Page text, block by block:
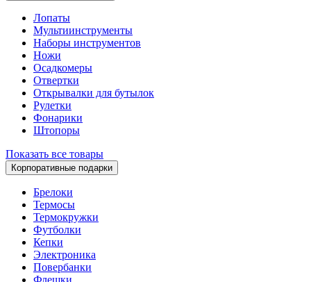
Лопаты
Мультиинструменты
Наборы инструментов
Ножи
Осадкомеры
Отвертки
Открывалки для бутылок
Рулетки
Фонарики
Штопоры
Показать все товары
Корпоративные подарки
Брелоки
Термосы
Термокружки
Футболки
Кепки
Электроника
Повербанки
Флешки